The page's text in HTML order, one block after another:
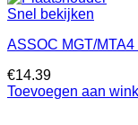
Snel bekijken
ASSOC MGT/
€14.39
Toevoegen aan